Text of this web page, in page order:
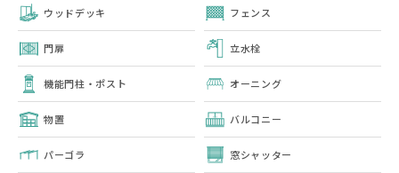
ウッドデッキ フェンス
門扉 立水栓
機能門柱・ポスト オーニング
物置 バルコニー
パーゴラ 窓シャッター